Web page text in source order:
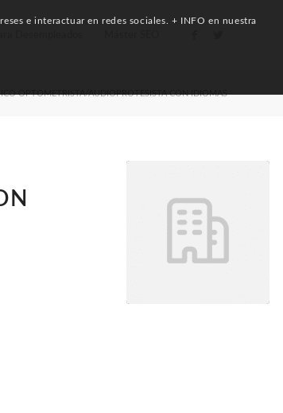
OPTOMETRISTA/AUDIOPROTESISTA CON IDIOMAS
e interactuar en redes sociales. + INFO en nuestra